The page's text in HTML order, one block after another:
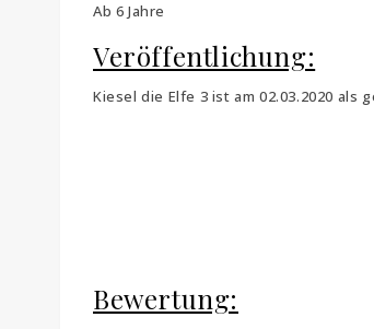
Ab 6 Jahre
Veröffentlichung:
Kiesel die Elfe 3 ist am 02.03.2020 als
Bewertung: